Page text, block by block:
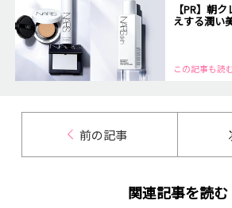
【PR】朝
えする潤い
この記事も読
前の記事
関連記事を読む